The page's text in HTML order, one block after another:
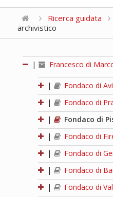
Ricerca guidata
archivistico
| Francesco di
|
Fondaco di
|
Fondaco di
|
Fondaco di
|
Fondaco di
|
Fondaco di
|
Fondaco di
|
Fondaco di